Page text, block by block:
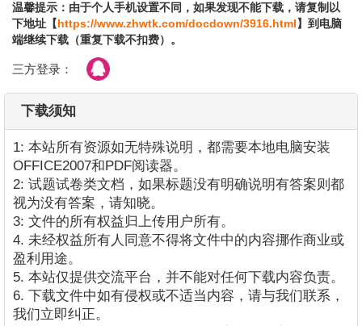
温馨提示：由于个人手机设置不同，如果发现不能下载，请复制以
下地址【https://www.zhwtk.com/docdown/3916.html】到电脑
端继续下载（重复下载不扣费）。
三方登录：
下载须知
1: 本站所有资源如无特殊说明，都需要本地电脑安装
OFFICE2007和PDF阅读器。
2: 试题试卷类文档，如果标题没有明确说明有答案则都
视为没有答案，请知晓。
3: 文件的所有权益归上传用户所有。
4. 未经权益所有人同意不得将文件中的内容挪作商业或
盈利用途。
5. 本站仅提供交流平台，并不能对任何下载内容负责。
6. 下载文件中如有侵权或不适当内容，请与我们联系，
我们立即纠正。